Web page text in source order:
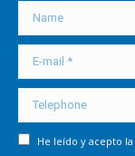
new
window
new
window
new
Name
E-mail *
Telephone
He leído y acepto la